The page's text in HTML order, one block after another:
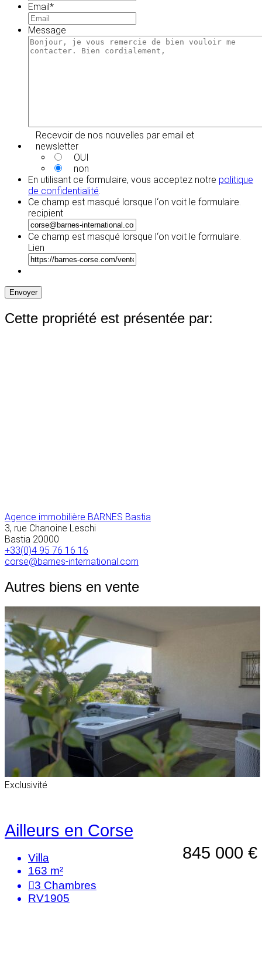
Email*
Message
Recevoir de nos nouvelles par email et
newsletter
OUI
non
En utilisant ce formulaire, vous acceptez notre politique
de confidentialité.
Ce champ est masqué lorsque l‘on voit le formulaire.
recipient
Ce champ est masqué lorsque l‘on voit le formulaire.
Lien
Envoyer
Cette propriété est présentée par:
Agence immobilière BARNES Bastia
3, rue Chanoine Leschi
Bastia 20000
+33(0)4 95 76 16 16
corse@barnes-international.com
Autres biens en vente
Exclusivité
Ailleurs en Corse
845 000 €
Villa
163 m²
3 Chambres
RV1905